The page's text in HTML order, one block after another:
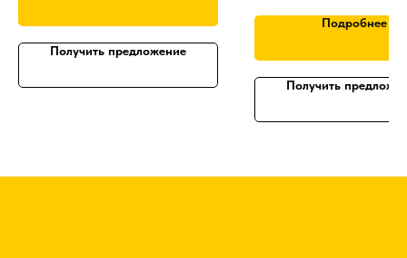
Получить предложение
двигателем
Подробнее
Получить